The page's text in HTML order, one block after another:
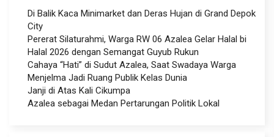
Di Balik Kaca Minimarket dan Deras Hujan di Grand Depok
City
Pererat Silaturahmi, Warga RW 06 Azalea Gelar Halal bi
Halal 2026 dengan Semangat Guyub Rukun
Cahaya “Hati” di Sudut Azalea, Saat Swadaya Warga
Menjelma Jadi Ruang Publik Kelas Dunia
Janji di Atas Kali Cikumpa
Azalea sebagai Medan Pertarungan Politik Lokal